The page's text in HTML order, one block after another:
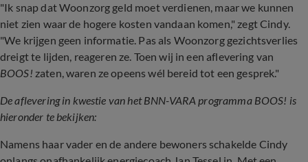
"Ik snap dat Woonzorg geld moet verdienen, maar we kunnen
niet zien waar de hogere kosten vandaan komen," zegt Cindy.
"We krijgen geen informatie. Pas als Woonzorg gezichtsverlies
dreigt te lijden, reageren ze. Toen wij in een aflevering van
BOOS! zaten, waren ze opeens wél bereid tot een gesprek."
De aflevering in kwestie van het BNN-VARA programma BOOS! is
hieronder te bekijken:
Namens haar vader en de andere bewoners schakelde Cindy